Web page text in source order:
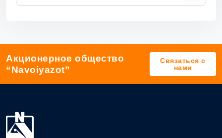
Акционерное общество
“Navoiyazot”
Связаться с
нами